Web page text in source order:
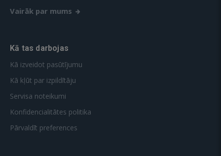
Vairāk par mums
Kā tas darbojas
Kā izveidot pasūtījumu
Kā kļūt par izpildītāju
Servisa noteikumi
Konfidencialitātes politika
Pārvaldīt preferences